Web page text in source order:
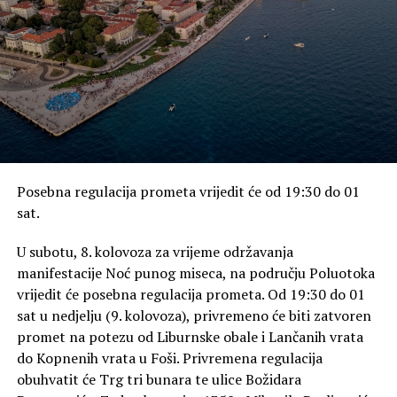
Fizička prodaja odvija se od ponedjeljka do subote na
info pultu Providurove palače od 11 do 13 sati i na pop-
up info pultu na Narodnom trgu od 19 do 21 sat sve do
6. kolovoza kada završava festival.
Rate this item: Submit Rating
No votes yet.
GLAZBENE VEČERI U SV. DONATU
OGLAS IZ INOVAcije: Daje se u zakup jedan ured u Centru
za kreativne industrije
NE PROPUSTITE
FOTOGALERIJA / Po prvi put u Zadarskoj nadbiskupiji u
crkvi sv. Šime slavljena misa za Filipince na njihovom
jeziku
Posebna regulacija prometa vrijedit će od 19:30 do 01
sat.
U subotu, 8. kolovoza za vrijeme održavanja
manifestacije Noć punog miseca, na području Poluotoka
vrijedit će posebna regulacija prometa. Od 19:30 do 01
sat u nedjelju (9. kolovoza), privremeno će biti zatvoren
promet na potezu od Liburnske obale i Lančanih vrata
do Kopnenih vrata u Foši. Privremena regulacija
obuhvatit će Trg tri bunara te ulice Božidara